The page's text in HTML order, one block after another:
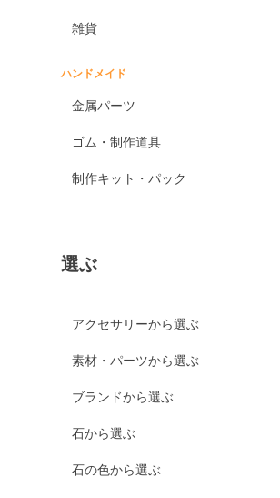
雑貨
ハンドメイド
金属パーツ
ゴム・制作道具
制作キット・パック
選ぶ
アクセサリーから選ぶ
素材・パーツから選ぶ
ブランドから選ぶ
石から選ぶ
石の色から選ぶ